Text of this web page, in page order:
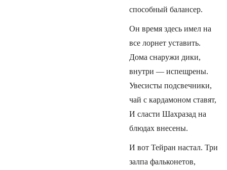
способный балансер.
Он время здесь имел на
все лорнет уставить.
Дома снаружи дики,
внутри — испещрены.
Увесисты подсвечники,
чай с кардамоном ставят,
И сласти Шахразад на
блюдах внесены.
И вот Тейран настал. Три
залпа фальконетов,